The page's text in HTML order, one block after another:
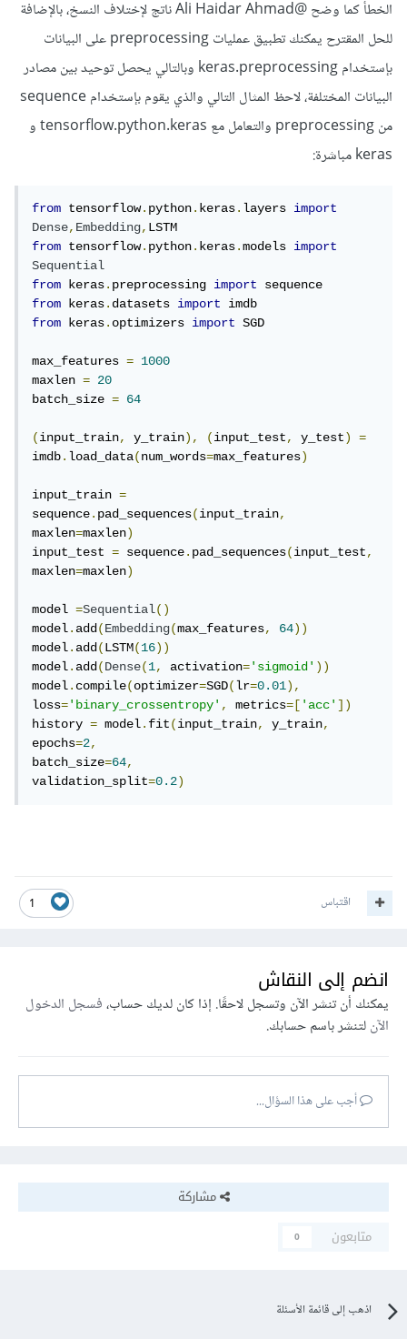
الخطأ كما وضح@Ali Haidar Ahmad
ناتج لإختلاف النسخ، بالإضافة
للحل المقترح يمكنك تطبيق عمليات preprocessing على البيانات
بإستخدام keras.preprocessing وبالتالي يحصل توحيد بين مصادر
البيانات المختلفة، لاحظ المثال التالي والذي يقوم بإستخدام sequence
من preprocessing والتعامل مع tensorflow.python.keras و
keras مباشرة:
from tensorflow.python.keras.layers import
Dense,Embedding,
from tensorflow.python.keras.models import
Sequential
from keras.preprocessing import
from keras.datasets import
from keras.optimizers import SGD
max_features =
1000
maxlen =
20
batch_size = 64
(input_train, y_train), (input_test, y_test)
=
imdb.load_data(num_words=max_features)
input_train =
sequence.pad_sequences(input_train,
maxlen=maxlen)
input_test = sequence.pad_sequences(input_test,
maxlen=maxlen)
model =Sequential()
model.add(Embedding(max_features, 64))
model.add(LSTM(16))
model.add(Dense(1, activation='sigmoid'))
model.compile(optimizer=SGD(lr=0.01),
loss='binary_crossentropy', metrics=['acc'])
history = model.fit(input_train, y_train,
epochs=2,
batch_size=64,
validation_split=0.2)
1 اقتباس
انضم إلى النقاش
يمكنك أن تنشر الآن وتسجل لاحقًا. إذا كان لديك حساب،فسجل الدخول
الآنلتنشر باسم حسابك.
أجب على هذا السؤال...
مشاركة
متابعون
0
اذهب إلى قائمة الأسئلة